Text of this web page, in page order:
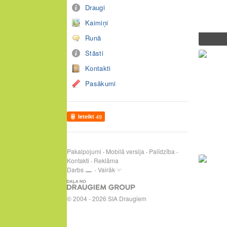
Draugi
Kaimiņi
Runā
Stāsti
Kontakti
Pasākumi
Ieteikt 49
Pakalpojumi Mobilā versija
Palīdzība
Kontakti
Reklāma
Darbs
Vairāk
© 2004 - 2026 SIA Draugiem